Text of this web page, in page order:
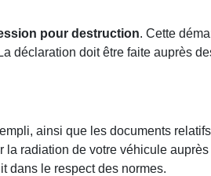
pour destruction. Cette
déclaration doit être faite auprès
ainsi que les documents
la radiation de votre véhicule auprès
dans le respect des normes.